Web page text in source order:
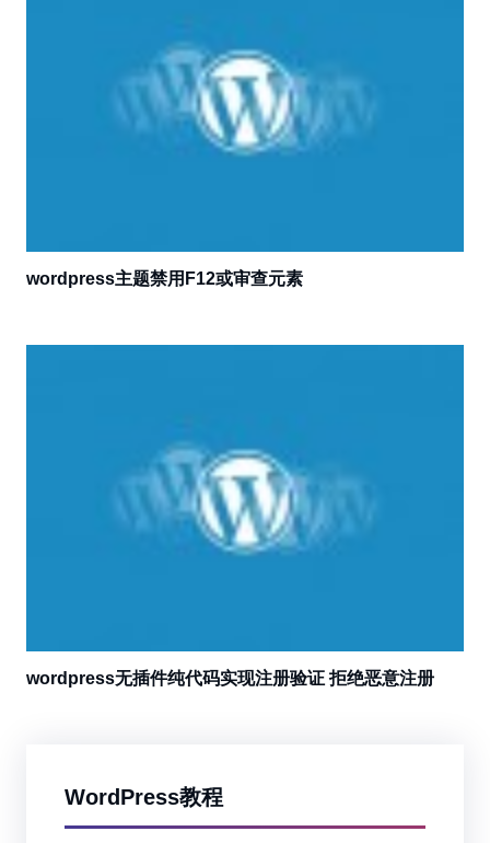
wordpress主题禁用F12或审查元素
wordpress无插件纯代码实现注册验证 拒绝恶意注册
WordPress教程